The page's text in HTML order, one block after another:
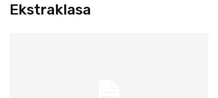
Ekstraklasa